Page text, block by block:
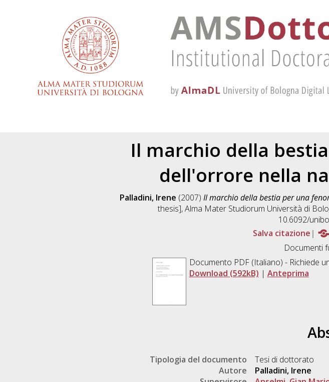
Il marchio della
dell'orrore nella
Palladini, Irene (2007) Il marchio della bestia per una
thesis], Alma Mater Studiorum Università di
10.6092/
Salva citazione
Documenti
Documento PDF(Italiano) - Richiede
Download (592kB) | Anteprima
Tipologia del documento
Tesi di dottorato
Autore
Palladini, Irene